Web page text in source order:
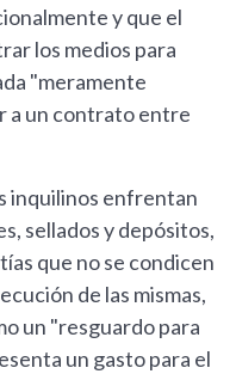
y que el
los medios para
"meramente
a un contrato entre
inquilinos enfrentan
sellados y depósitos,
que no se condicen
de las mismas,
un "resguardo para
un gasto para el